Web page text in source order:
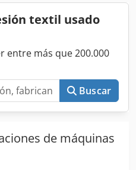
textil usado
entre más que 200.000
Buscar
de máquinas